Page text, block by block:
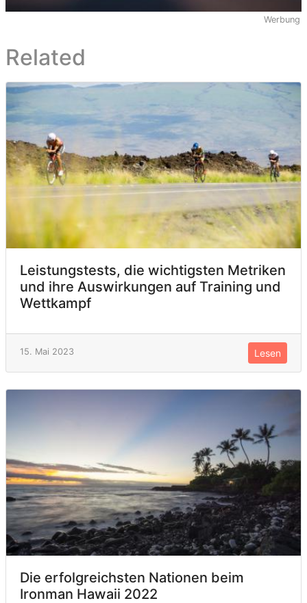
Werbung
Related
Leistungstests, die wichtigsten Metriken
und ihre Auswirkungen auf Training und
Wettkampf
15. Mai 2023 Lesen
Die erfolgreichsten Nationen beim
Ironman Hawaii 2022